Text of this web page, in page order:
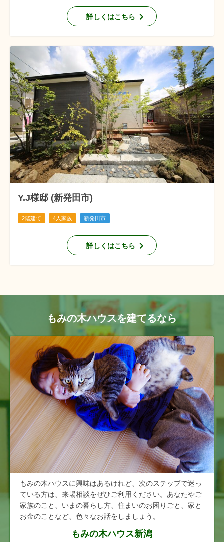
詳しくはこちら
Y.J様邸 (新発田市)
2階建て 4人家族 新発田市
詳しくはこちら
もみの木ハウスを建てるなら
もみの木ハウスに興味はあるけれど、次のステップで迷っ
ている方は、来場相談をぜひご利用ください。あなたやご
家族のこと、いまの暮らし方、住まいのお困りごと、家と
お金のことなど、色々なお話をしましょう。
もみの木ハウス新潟